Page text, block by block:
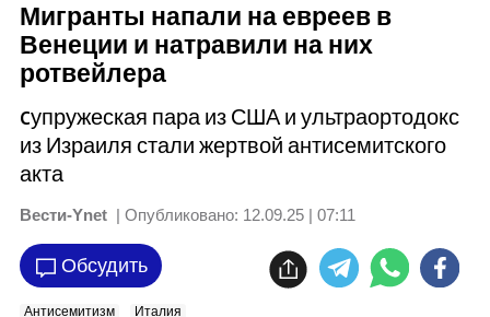
Мигранты напали на евреев в
Венеции и натравили на них
ротвейлера
Cупружеская пара из США и ультраортодокс
из Израиля стали жертвой антисемитского
акта
Вести-Ynet | Опубликовано: 12.09.25 | 07:11
Обсудить
Антисемитизм Италия